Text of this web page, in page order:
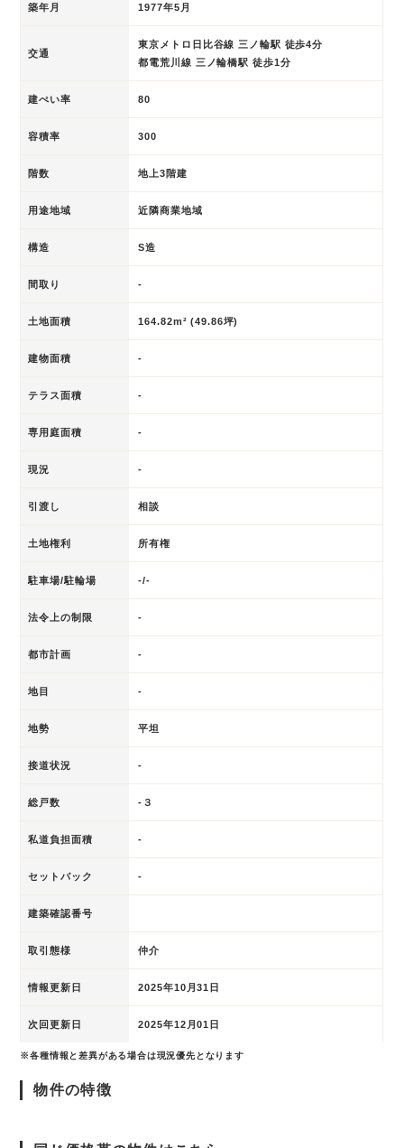
築年月 1977年5月
交通
東京メトロ日比谷線 三ノ輪駅 徒歩4分
都電荒川線 三ノ輪橋駅 徒歩1分
建ぺい率 80
容積率 300
階数 地上3階建
用途地域 近隣商業地域
構造 S造
間取り -
土地面積 164.82m² (49.86坪)
建物面積 -
テラス面積 -
専用庭面積 -
現況 -
引渡し 相談
土地権利 所有権
駐車場/駐輪場 -/-
法令上の制限 -
都市計画 -
地目 -
地勢 平坦
接道状況 -
総戸数 -３
私道負担面積 -
セットバック -
建築確認番号
取引態様 仲介
情報更新日 2025年10月31日
次回更新日 2025年12月01日
※各種情報と差異がある場合は現況優先となります
物件の特徴